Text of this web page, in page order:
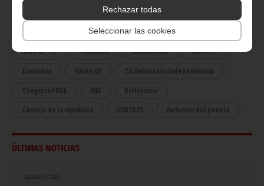
Rechazar todas
Seleccionar las cookies
África
Deportes Vicepresidencia
COVID-19 Cultura Estadísticas CAN 2015
Economía Gente GE 50 Aniversario Independencia
CongresoPDGE FIJA Bielorrusia
Consejo de la república CAN 2025 Defensor del pueblo
ÚLTIMAS NOTICIAS
agosto 09, 2026